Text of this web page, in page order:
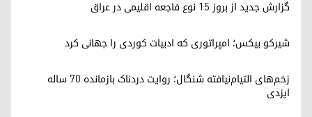
گزارش جدید از بروز ۱۵ نوع فاجعه اقلیمی در عراق
شیرکو بیکس؛ امپراتوری کە ادبیات کوردی را جهانی کرد
زخم‌های التیام‌نیافته شنگال؛ روایت دردناک بازمانده ۷۰ ساله
ایزدی